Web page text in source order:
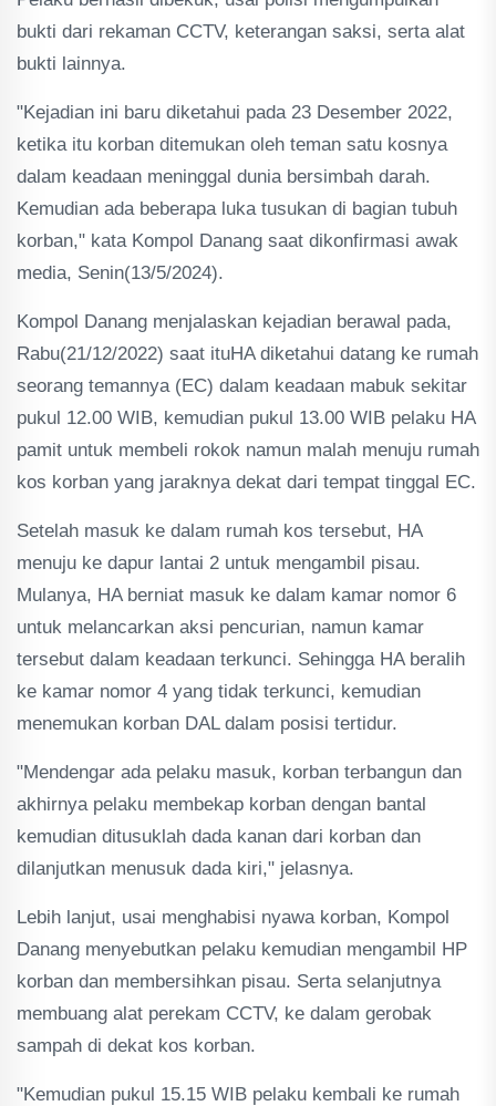
bukti dari rekaman CCTV, keterangan saksi, serta alat
bukti lainnya.
"Kejadian ini baru diketahui pada 23 Desember 2022,
ketika itu korban ditemukan oleh teman satu kosnya
dalam keadaan meninggal dunia bersimbah darah.
Kemudian ada beberapa luka tusukan di bagian tubuh
korban," kata Kompol Danang saat dikonfirmasi awak
media, Senin(13/5/2024).
Kompol Danang menjalaskan kejadian berawal pada,
Rabu(21/12/2022) saat ituHA diketahui datang ke rumah
seorang temannya (EC) dalam keadaan mabuk sekitar
pukul 12.00 WIB, kemudian pukul 13.00 WIB pelaku HA
pamit untuk membeli rokok namun malah menuju rumah
kos korban yang jaraknya dekat dari tempat tinggal EC.
Setelah masuk ke dalam rumah kos tersebut, HA
menuju ke dapur lantai 2 untuk mengambil pisau.
Mulanya, HA berniat masuk ke dalam kamar nomor 6
untuk melancarkan aksi pencurian, namun kamar
tersebut dalam keadaan terkunci. Sehingga HA beralih
ke kamar nomor 4 yang tidak terkunci, kemudian
menemukan korban DAL dalam posisi tertidur.
"Mendengar ada pelaku masuk, korban terbangun dan
akhirnya pelaku membekap korban dengan bantal
kemudian ditusuklah dada kanan dari korban dan
dilanjutkan menusuk dada kiri," jelasnya.
Lebih lanjut, usai menghabisi nyawa korban, Kompol
Danang menyebutkan pelaku kemudian mengambil HP
korban dan membersihkan pisau. Serta selanjutnya
membuang alat perekam CCTV, ke dalam gerobak
sampah di dekat kos korban.
"Kemudian pukul 15.15 WIB pelaku kembali ke rumah